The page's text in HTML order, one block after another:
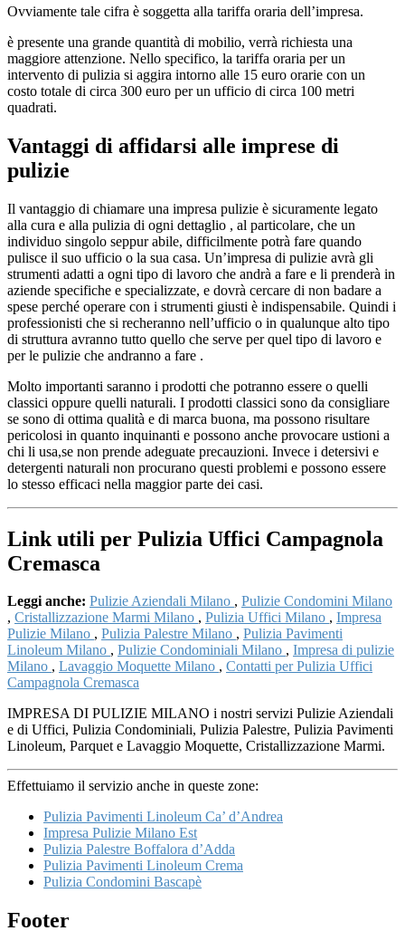
Ovviamente tale cifra è soggetta alla tariffa oraria dell’impresa.
è presente una grande quantità di mobilio, verrà richiesta una
maggiore attenzione. Nello specifico, la tariffa oraria per un
intervento di pulizia si aggira intorno alle 15 euro orarie con un
costo totale di circa 300 euro per un ufficio di circa 100 metri
quadrati.
Vantaggi di affidarsi alle imprese di
pulizie
Il vantaggio di chiamare una impresa pulizie è sicuramente legato
alla cura e alla pulizia di ogni dettaglio , al particolare, che un
individuo singolo seppur abile, difficilmente potrà fare quando
pulisce il suo ufficio o la sua casa. Un’impresa di pulizie avrà gli
strumenti adatti a ogni tipo di lavoro che andrà a fare e li prenderà in
aziende specifiche e specializzate, e dovrà cercare di non badare a
spese perché operare con i strumenti giusti è indispensabile. Quindi i
professionisti che si recheranno nell’ufficio o in qualunque alto tipo
di struttura avranno tutto quello che serve per quel tipo di lavoro e
per le pulizie che andranno a fare .
Molto importanti saranno i prodotti che potranno essere o quelli
classici oppure quelli naturali. I prodotti classici sono da consigliare
se sono di ottima qualità e di marca buona, ma possono risultare
pericolosi in quanto inquinanti e possono anche provocare ustioni a
chi li usa,se non prende adeguate precauzioni. Invece i detersivi e
detergenti naturali non procurano questi problemi e possono essere
lo stesso efficaci nella maggior parte dei casi.
Link utili per Pulizia Uffici Campagnola
Cremasca
Leggi anche: Pulizie Aziendali Milano , Pulizie Condomini Milano
, Cristallizzazione Marmi Milano , Pulizia Uffici Milano , Impresa
Pulizie Milano , Pulizia Palestre Milano , Pulizia Pavimenti
Linoleum Milano , Pulizie Condominiali Milano , Impresa di pulizie
Milano , Lavaggio Moquette Milano , Contatti per Pulizia Uffici
Campagnola Cremasca
IMPRESA DI PULIZIE MILANO i nostri servizi Pulizie Aziendali
e di Uffici, Pulizia Condominiali, Pulizia Palestre, Pulizia Pavimenti
Linoleum, Parquet e Lavaggio Moquette, Cristallizzazione Marmi.
Effettuiamo il servizio anche in queste zone:
Pulizia Pavimenti Linoleum Ca’ d’Andrea
Impresa Pulizie Milano Est
Pulizia Palestre Boffalora d’Adda
Pulizia Pavimenti Linoleum Crema
Pulizia Condomini Bascapè
Footer